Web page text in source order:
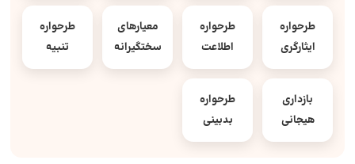
طرحواره
ایثارگری
طرحواره
اطلاعت
معیارهای
سختگیرانه
طرحواره
تنبیه
بازداری
هیجانی
طرحواره
بدبینی